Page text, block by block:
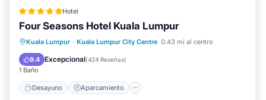
Hotel
Four Seasons Hotel Kuala Lumpur
Kuala Lumpur · Kuala Lumpur City Centre 0.43 mi al centro
9.4 Excepcional(424 Reseñas)
1 Baño
Desayuno Aparcamiento
Desayuno Aparcamiento
Piscina
Spa